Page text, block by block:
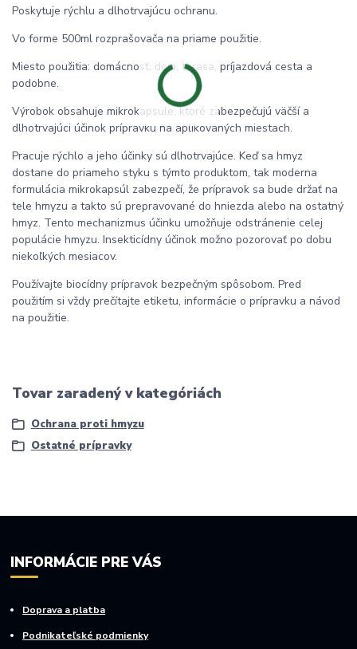
Poskytuje rýchlu a dlhotrvajúcu ochranu.
Vo forme 500ml rozprašovača na priame použitie.
Miesto použitia: domácnosť, dom, terasa, príjazdová cesta a
podobne.
Výrobok obsahuje mikrokapsule, ktoré zabezpečujú väčší a
dlhotrvajúci účinok prípravku na aplikovaných miestach.
Pracuje rýchlo a jeho účinky sú dlhotrvajúce. Keď sa hmyz
dostane do priameho styku s týmto produktom, tak moderna
formulácia mikrokapsúl zabezpečí, že prípravok sa bude držať na
tele hmyzu a takto sú prepravované do hniezda alebo na ostatný
hmyz. Tento mechanizmus účinku umožňuje odstránenie celej
populácie hmyzu. Insekticídny účinok možno pozorovať po dobu
niekoľkých mesiacov.
Používajte biocídny prípravok bezpečným spôsobom. Pred
použitím si vždy prečítajte etiketu, informácie o prípravku a návod
na použitie.
Tovar zaradený v kategóriách
Ochrana proti hmyzu
Ostatné prípravky
INFORMÁCIE PRE VÁS
Doprava a platba
Podnikateľské podmienky